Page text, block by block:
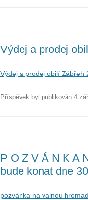
Výdej a prodej
Výdej a prodej obilí Zábřeh
Příspěvek byl publikován 4
P O Z V Á N K A
bude konat dne
pozvánka na valnou